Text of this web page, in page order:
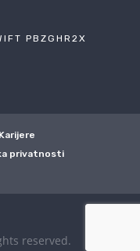
PBZGHR2X
Karijere
privatnosti
reserved.